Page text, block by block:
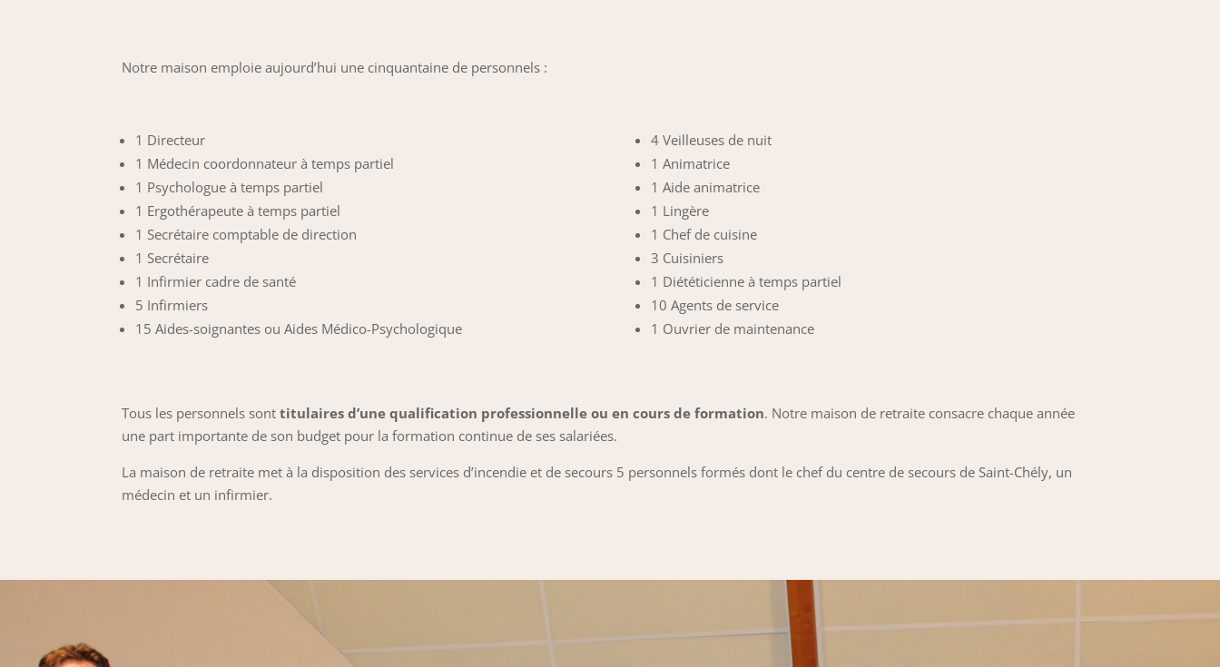
Notre maison emploie aujourd’hui une cinquantaine de personnels :
1 Directeur
1 Médecin coordonnateur à temps partiel
1 Psychologue à temps partiel
1 Ergothérapeute à temps partiel
1 Secrétaire comptable de direction
1 Secrétaire
1 Infirmier cadre de santé
5 Infirmiers
15 Aides-soignantes ou Aides Médico-Psychologique
4 Veilleuses de nuit
1 Animatrice
1 Aide animatrice
1 Lingère
1 Chef de cuisine
3 Cuisiniers
1 Diététicienne à temps partiel
10 Agents de service
1 Ouvrier de maintenance
Tous les personnels sont titulaires d’une qualification professionnelle ou en cours de formation. Notre maison de retraite consacre chaque année
une part importante de son budget pour la formation continue de ses salariées.
La maison de retraite met à la disposition des services d’incendie et de secours 5 personnels formés dont le chef du centre de secours de Saint-Chély, un
médecin et un infirmier.